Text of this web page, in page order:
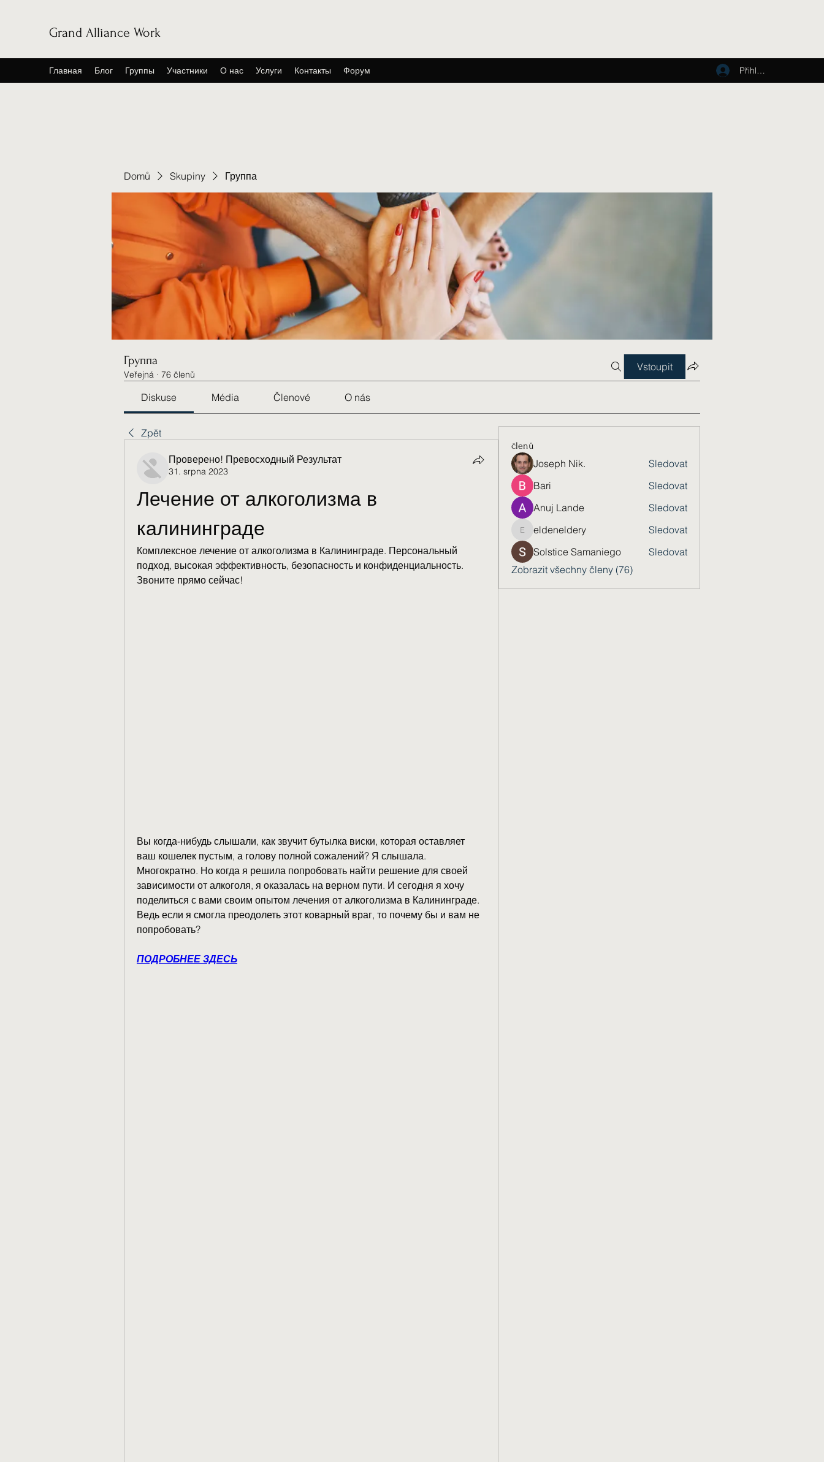
Grand Alliance Work
Главная Блог Группы Участники О нас Услуги Контакты Форум Přihlásit se
Domů Skupiny Группа
Группа
Veřejná · 76 členů
Vstoupit
Diskuse Média Členové O nás
Zpět
Проверено! Превосходный Результат
31. srpna 2023
Лечение от алкоголизма в
калининграде
Комплексное лечение от алкоголизма в Калининграде. Персональный
подход, высокая эффективность, безопасность и конфиденциальность.
Звоните прямо сейчас!
Вы когда-нибудь слышали, как звучит бутылка виски, которая оставляет
ваш кошелек пустым, а голову полной сожалений? Я слышала.
Многократно. Но когда я решила попробовать найти решение для своей
зависимости от алкоголя, я оказалась на верном пути. И сегодня я хочу
поделиться с вами своим опытом лечения от алкоголизма в Калининграде.
Ведь если я смогла преодолеть этот коварный враг, то почему бы и вам не
попробовать?
ПОДРОБНЕЕ ЗДЕСЬ
členů
Joseph Nik.
Sledovat
Bari
Sledovat
Anuj Lande
Sledovat
eldeneldery
eldeneldery
Sledovat
Solstice Samaniego
Sledovat
Zobrazit všechny členy (76)